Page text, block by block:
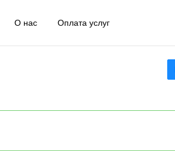
О нас Оплата услуг